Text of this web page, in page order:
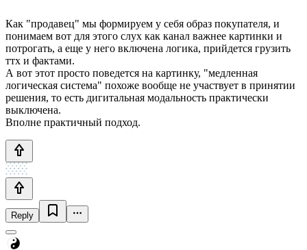
Как "продавец" мы формируем у себя образ покупателя, и
понимаем вот для этого слух как канал важнее картинки и
потрогать, а еще у него включена логика, прийдется грузить
ттх и фактами.
А вот этот просто поведется на картинку, "медленная
логическая система" похоже вообще не участвует в принятии
решения, то есть дигитальная модальность практически
выключена.
Вполне практичный подход.
Reply